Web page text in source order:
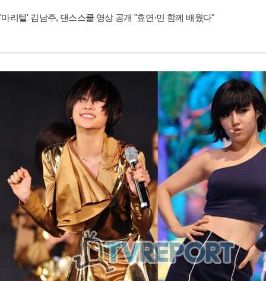
'마리텔' 김남주, 댄스스쿨 영상 공개 "효연·민 함께 배웠다"